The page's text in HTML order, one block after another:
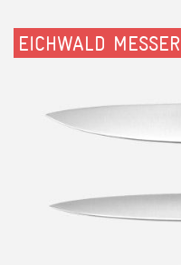
EICHWALD MESSER